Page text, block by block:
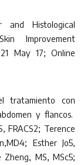
Histological
Improvement
May 17; Online
tratamiento con
y flancos.
FRACS2; Terence
Esther Jo5,
Zheng, MS, MSc5;